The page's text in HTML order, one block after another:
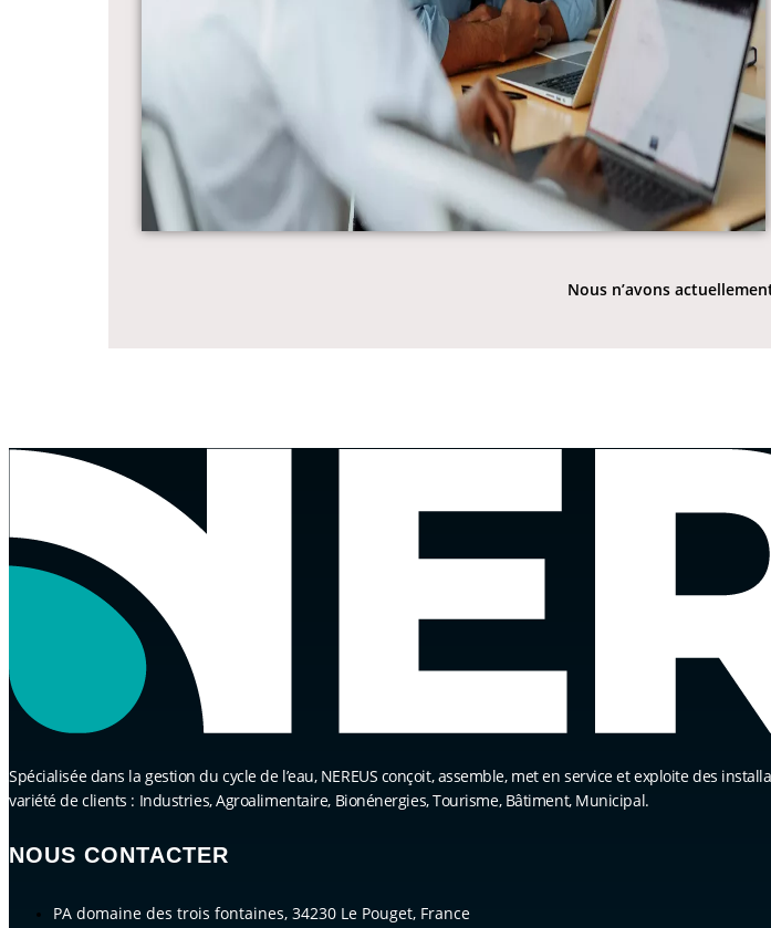
Nous n’avons
Spécialisée dans la gestion du cycle de l’eau, NEREUS conçoit, assemble, met en service et exploite des
variété de clients : Industries, Agroalimentaire, Bionénergies, Tourisme, Bâtiment, Municipal.
NOUS CONTACTER
PA domaine des trois fontaines, 34230 Le Pouget, France